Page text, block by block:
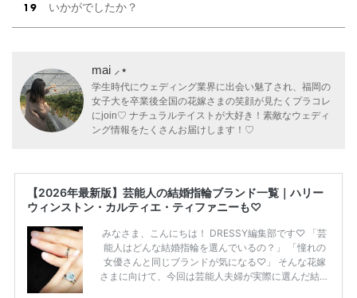
いかがでしたか？
mai ⸝⋆
学生時代にウェディング業界に出会い魅了され、福岡の
女子大を卒業後全国の花嫁さまの笑顔が見たくプラコレ
にjoin♡ ナチュラルテイストが大好き！素敵なウェディ
ング情報をたくさんお届けします！♡
【2026年最新版】芸能人の結婚指輪ブランド一覧｜ハリー
ウィンストン・カルティエ・ティファニーも♡
みなさま、こんにちは！ DRESSY編集部です♡ 「芸
能人はどんな結婚指輪を選んでいるの？」 「憧れの
女優さんと同じブランドが気になる♡」 そんな花嫁
さまに向けて、今回は芸能人夫婦が実際に選んだ結婚